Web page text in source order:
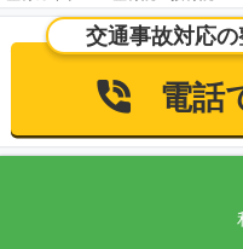
交通事故対応
電話